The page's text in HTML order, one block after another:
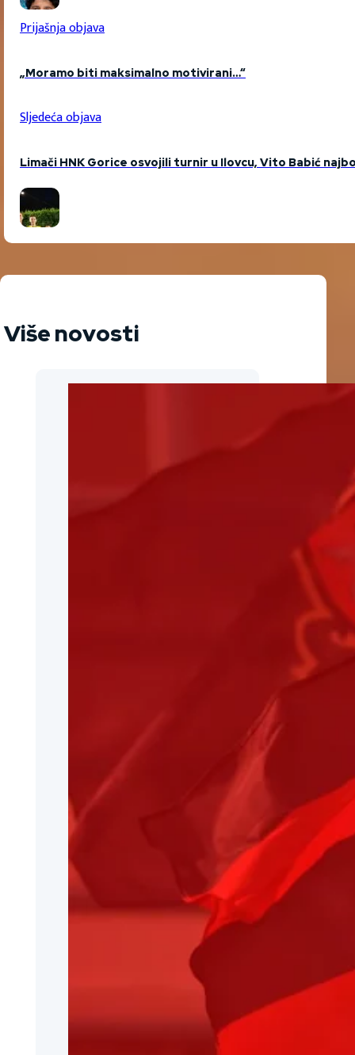
Prijašnja objava
„Moramo biti maksimalno motivirani…“
Sljedeća objava
Limači HNK Gorice osvojili turnir u Ilovcu, Vito Babić
Više novosti